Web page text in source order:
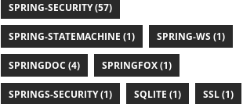
SPRING-SECURITY (57)
SPRING-STATEMACHINE (1) SPRING-WS (1)
SPRINGDOC (4) SPRINGFOX (1)
SPRINGS-SECURITY (1) SQLITE (1) SSL (1)